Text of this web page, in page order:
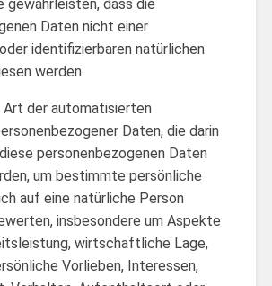
gewährleisten, dass die
Daten nicht einer
identifizierbaren natürlichen
werden.
Art der automatisierten
Daten, die darin
personenbezogenen Daten
um bestimmte persönliche
auf eine natürliche Person
insbesondere um Aspekte
wirtschaftliche Lage,
Vorlieben, Interessen,